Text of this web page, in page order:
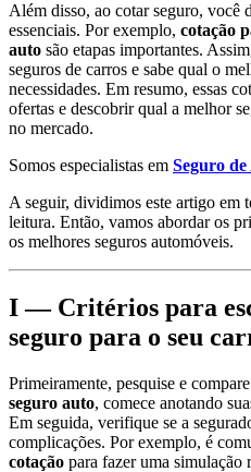
Além disso, ao cotar seguro, você
essenciais. Por exemplo, cotação
auto são etapas importantes.
seguros de carros e sabe qual o
necessidades. Em resumo, essas
ofertas e descobrir qual a melhor
no mercado.
Somos especialistas em Seguro
A seguir, dividimos este artigo em
leitura. Então, vamos abordar os
os melhores seguros automóveis.
I — Critérios para
seguro para o seu
Primeiramente, pesquise e
seguro auto, comece anotando
Em seguida, verifique se a
complicações. Por exemplo, é
cotação para fazer uma simulação